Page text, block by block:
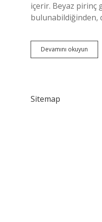
içerir. Beyaz pirinç
bulunabildiğinden,
Devamını okuyun
Darı
Sitemap